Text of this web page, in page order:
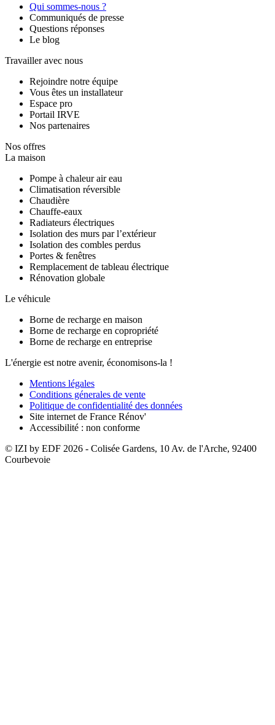
Qui sommes-nous ?
Communiqués de presse
Questions réponses
Le blog
Travailler avec nous
Rejoindre notre équipe
Vous êtes un installateur
Espace pro
Portail IRVE
Nos partenaires
Nos offres
La maison
Pompe à chaleur air eau
Climatisation réversible
Chaudière
Chauffe-eaux
Radiateurs électriques
Isolation des murs par l’extérieur
Isolation des combles perdus
Portes & fenêtres
Remplacement de tableau électrique
Rénovation globale
Le véhicule
Borne de recharge en maison
Borne de recharge en copropriété
Borne de recharge en entreprise
L'énergie est notre avenir, économisons-la !
Mentions légales
Conditions génerales de vente
Politique de confidentialité des données
Site internet de France Rénov'
Accessibilité : non conforme
© IZI by EDF 2026 - Colisée Gardens, 10 Av. de l'Arche, 92400
Courbevoie